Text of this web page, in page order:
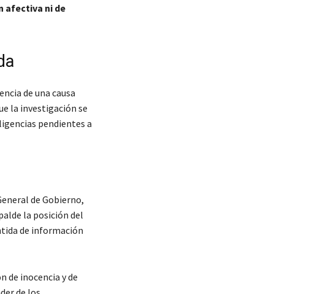
afectiva ni de
de una causa
la investigación se
pendientes a
de Gobierno,
la posición del
de información
de inocencia y de